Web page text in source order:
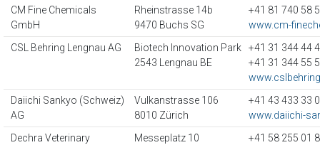
CM Fine Chemicals
GmbH
Rheinstrasse 14b
9470 Buchs SG
+41 81 740 58
www.cm-
CSL Behring Lengnau AG
Biotech Innovation Park
2543 Lengnau BE
+41 31 344 44
+41 31 344 55
Daiichi Sankyo (Schweiz)
AG
Vulkanstrasse 106
8010 Zürich
+41 43 433 33
www.daiichi-
Dechra Veterinary
Messeplatz 10
+41 58 255 01